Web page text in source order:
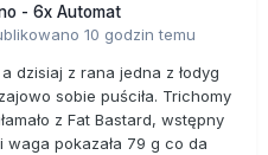
- 6x Automat
10 godzin temu
dzisiaj z rana jedna z łodyg
sobie puściła. Trichomy
z Fat Bastard, wstępny
pokazała 79 g co da